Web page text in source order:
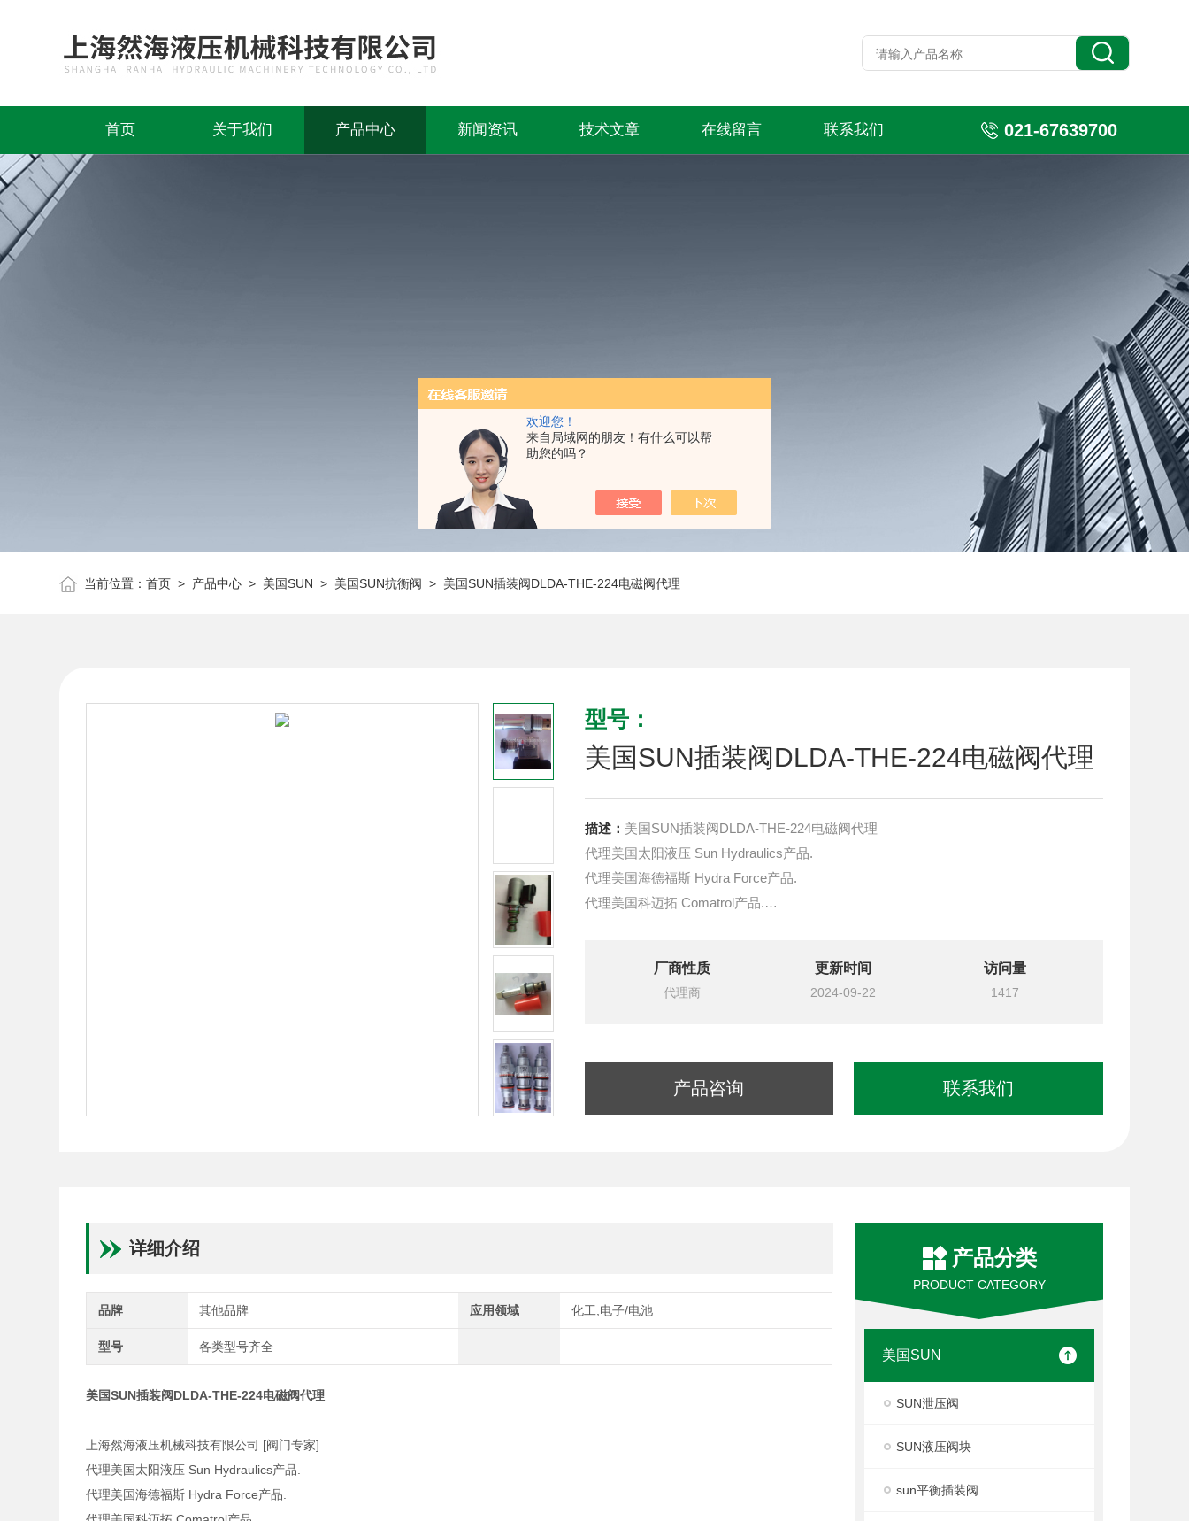
欢迎您！
来自局域网的朋友！有什么可以帮
助您的吗？
首页 关于我们 产品中心 新闻资讯 技术文章 在线留言 联系我们 021-67639700
当前位置：首页 > 产品中心 > 美国SUN > 美国SUN抗衡阀 > 美国SUN插装阀DLDA-THE-224电磁阀代理
型号：
美国SUN插装阀DLDA-THE-224电磁阀代理
描述： 美国SUN插装阀DLDA-THE-224电磁阀代理
代理美国太阳液压 Sun Hydraulics产品.
代理美国海德福斯 Hydra Force产品.
代理美国科迈拓 Comatrol产品.
液压油缸，经销力士乐、派克、中国台湾北部等液压元件
厂商性质
代理商
更新时间
2024-09-22
访问量
1417
产品咨询 联系我们
产品分类
PRODUCT CATEGORY
美国SUN
SUN泄压阀
SUN液压阀块
sun平衡插装阀
详细介绍
品牌 其他品牌 应用领域 化工,电子/电池
型号 各类型号齐全
美国SUN插装阀DLDA-THE-224电磁阀代理
上海然海液压机械科技有限公司 [阀门专家]
代理美国太阳液压 Sun Hydraulics产品.
代理美国海德福斯 Hydra Force产品.